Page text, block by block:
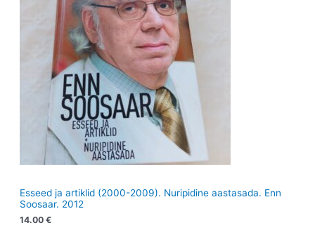
Esseed ja artiklid (2000-2009). Nuripidine aastasada. Enn
Soosaar. 2012
14.00 €